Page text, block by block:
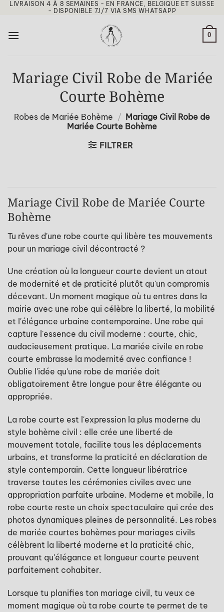
Passer
contenu
LIVRAISON 4 À 8 SEMAINES - EN FRANCE, BELGIQUE ET SUISSE
- DISPONIBLE 7J/7 VIA SMS WHATSAPP
0
Mariage Civil Robe de Mariée
Courte Bohème
Robes de Mariée Bohème / Mariage Civil Robe de
Mariée Courte Bohème
FILTRER
Mariage Civil Robe de Mariée Courte
Bohème
Tu rêves d'une robe courte qui libère tes mouvements
pour un mariage civil décontracté ?
Une création où la longueur courte devient un atout
de modernité et de praticité plutôt qu'un compromis
décevant. Un moment magique où tu entres dans la
mairie avec une robe qui célèbre la liberté, la mobilité
et l'élégance urbaine contemporaine. Une robe qui
capture l'essence du civil moderne : courte, chic,
audacieusement pratique. La mariée civile en robe
courte embrasse la modernité avec confiance !
Oublie l'idée qu'une robe de mariée doit
obligatoirement être longue pour être élégante ou
appropriée.
La robe courte est l'expression la plus moderne du
style bohème civil : elle crée une liberté de
mouvement totale, facilite tous les déplacements
urbains, et transforme la praticité en déclaration de
style contemporain. Cette longueur libératrice
traverse toutes les cérémonies civiles avec une
appropriation parfaite urbaine. Moderne et mobile, la
robe courte reste un choix spectaculaire qui crée des
photos dynamiques pleines de personnalité. Les robes
de mariée courtes bohèmes pour mariages civils
célèbrent la liberté moderne et la praticité chic,
prouvant qu'élégance et longueur courte peuvent
parfaitement cohabiter.
Lorsque tu planifies ton mariage civil, tu veux ce
moment magique où ta robe courte te permet de te